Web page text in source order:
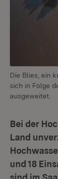
Die Blies, ein
sich in Folge
ausgeweitet.
Bei der
Land
und 18